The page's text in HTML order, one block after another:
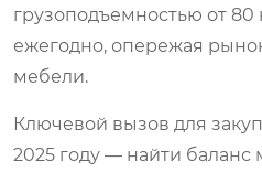
грузоподъемностью от 80
ежегодно, опережая
мебели.
Ключевой вызов для
2025 году — найти